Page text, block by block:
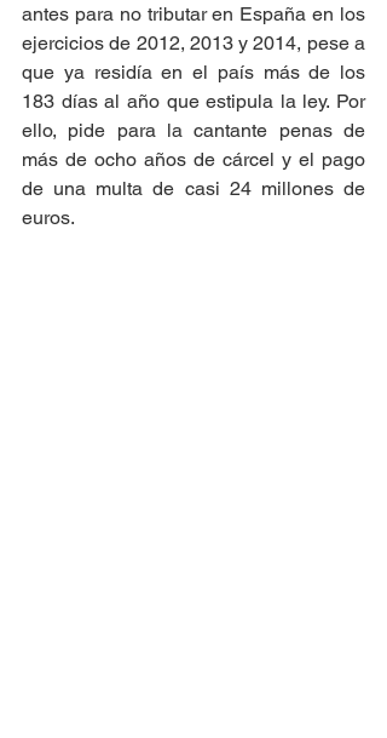
antes para no tributar en España en los
ejercicios de 2012, 2013 y 2014, pese a
que ya residía en el país más de los
183 días al año que estipula la ley. Por
ello, pide para la cantante penas de
más de ocho años de cárcel y el pago
de una multa de casi 24 millones de
euros.